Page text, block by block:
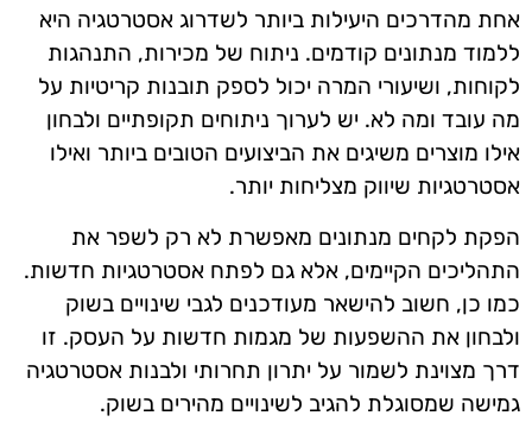
אחת מהדרכים היעילות ביותר לשדרוג אסטרטגיה היא
ללמוד מנתונים קודמים. ניתוח של מכירות, התנהגות
לקוחות, ושיעורי המרה יכול לספק תובנות קריטיות על
מה עובד ומה לא. יש לערוך ניתוחים תקופתיים ולבחון
אילו מוצרים משיגים את הביצועים הטובים ביותר ואילו
אסטרטגיות שיווק מצליחות יותר.
הפקת לקחים מנתונים מאפשרת לא רק לשפר את
התהליכים הקיימים, אלא גם לפתח אסטרטגיות חדשות.
כמו כן, חשוב להישאר מעודכנים לגבי שינויים בשוק
ולבחון את ההשפעות של מגמות חדשות על העסק. זו
דרך מצוינת לשמור על יתרון תחרותי ולבנות אסטרטגיה
גמישה שמסוגלת להגיב לשינויים מהירים בשוק.